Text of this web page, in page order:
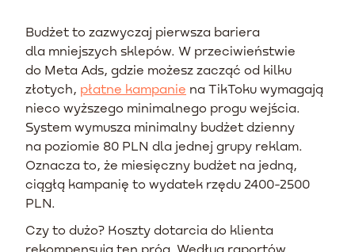
Budżet to zazwyczaj pierwsza bariera
dla mniejszych sklepów. W przeciwieństwie
do Meta Ads, gdzie możesz zacząć od kilku
złotych, płatne kampanie na TikToku wymagają
nieco wyższego minimalnego progu wejścia.
System wymusza minimalny budżet dzienny
na poziomie 80 PLN dla jednej grupy reklam.
Oznacza to, że miesięczny budżet na jedną,
ciągłą kampanię to wydatek rzędu 2400-2500
PLN.
Czy to dużo? Koszty dotarcia do klienta
rekompensują ten próg. Według raportów